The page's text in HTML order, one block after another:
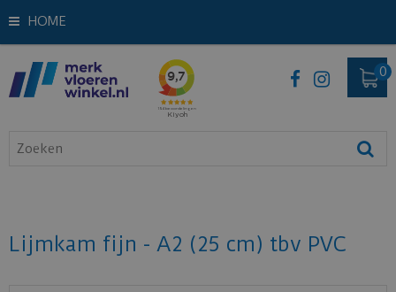
HOME
Lijmkam fijn - A2 (25 cm) tbv PVC